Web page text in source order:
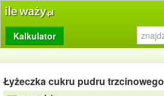
Produkty
Dziennik
Przelicznik
Kalkulator
Łyżeczka cukru pudru trzcinowego